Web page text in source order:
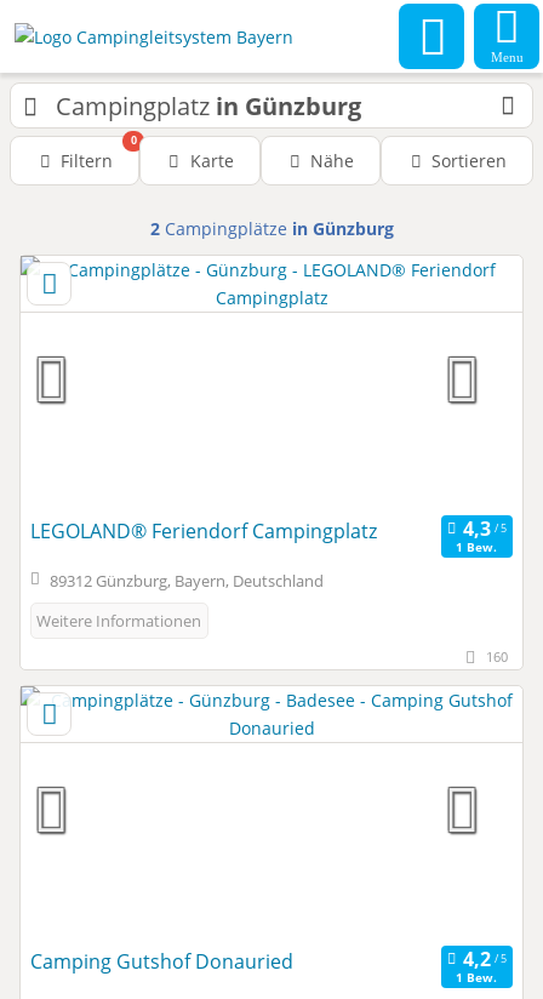
Menu
Campingplatz in Günzburg
Filtern
0
Karte Nähe Sortieren
2Campingplätze in Günzburg
LEGOLAND® Feriendorf Campingplatz
1 Bew.
89312 Günzburg, Bayern, Deutschland
Weitere Informationen
160
Camping Gutshof Donauried
1 Bew.